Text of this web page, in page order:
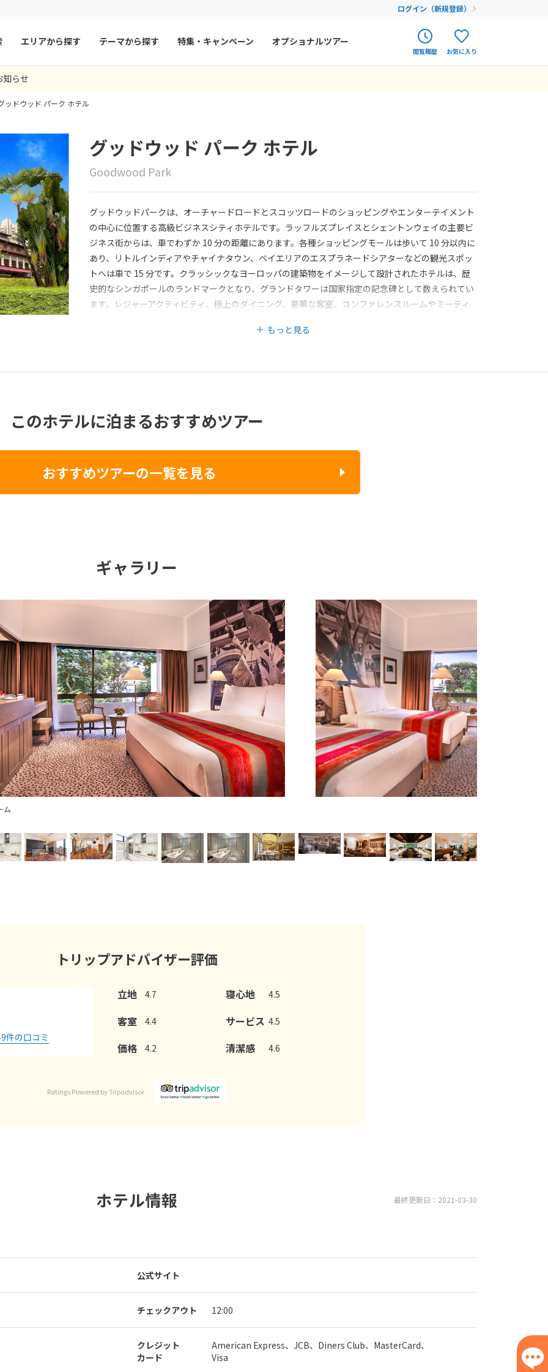
ログイン（新規登録）
エリアから探す
フランス
チェコ
オーストリア
スロヴァキア
リトアニア
ギリシャ
クロアチア
モンテネグロ ブルガリア
ルーマニア
ボスニア・ヘルツェゴビナ セルビア フェロー諸島
テーマから探す
夏旅
特集・キャンペーン オプショナルツアー
閲覧履歴
まだ履歴がありません
お気に入り
まだ登録がありません
知らせ
ッドウッド パーク ホテル
グッドウッド パーク ホテル
Goodwood Park
グッドウッドパークは、オーチャードロードとスコッツロードのショッピングやエンターテイメント
の中心に位置する高級ビジネスシティホテルです。ラッフルズプレイスとシェントンウェイの主要ビ
ジネス街からは、車でわずか 10 分の距離にあります。各種ショッピングモールは歩いて 10 分以内に
あり、リトルインディアやチャイナタウン、ベイエリアのエスプラネードシアターなどの観光スポッ
トへは車で 15 分です。クラッシックなヨーロッパの建築物をイメージして設計されたホテルは、歴
史的なシンガポールのランドマークとなり、グランドタワーは国家指定の記念碑として数えられてい
ます。レジャーアクティビティ、極上のダイニング、豪華な客室、コンファレンスルームやミーティ
もっと見る
このホテルに泊まるおすすめツアー
おすすめツアーの一覧を見る
ギャラリー
ム
トリップアドバイザー評価
件の口コミ
立地 4.7 寝心地 4.5
客室 4.4 サービス 4.5
価格 4.2 清潔感 4.6
Ratings Powered by Tripadvisor
最終更新日：2021-03-30
ホテル情報
公式サイト
チェックアウト 12:00
クレジット
カード
American Express、JCB、Diners Club、MasterCard、
Visa